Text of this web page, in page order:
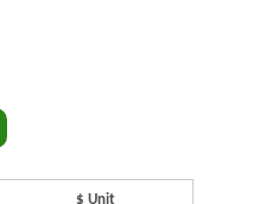
$ Unit